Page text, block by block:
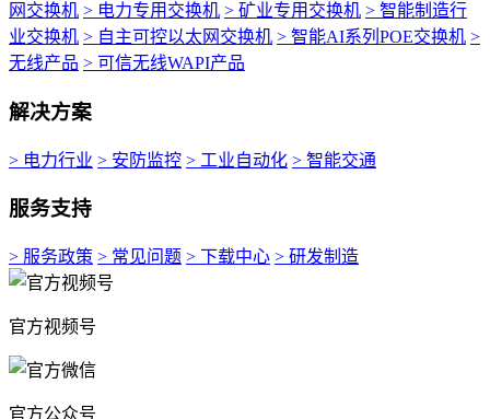
网交换机 > 电力专用交换机 > 矿业专用交换机 > 智能制造行
业交换机 > 自主可控以太网交换机 > 智能AI系列POE交换机 >
无线产品 > 可信无线WAPI产品
解决方案
> 电力行业 > 安防监控 > 工业自动化 > 智能交通
服务支持
> 服务政策 > 常见问题 > 下载中心 > 研发制造
官方视频号
官方公众号